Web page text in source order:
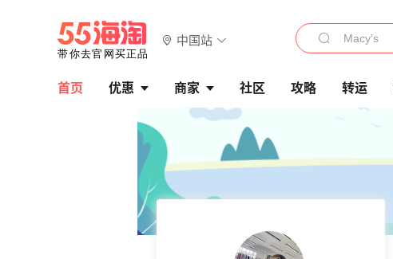
中国站
首页 优惠 商家 社区 攻略 转运